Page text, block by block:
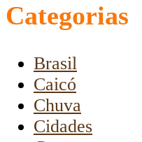
Categorias
Brasil
Caicó
Chuva
Cidades